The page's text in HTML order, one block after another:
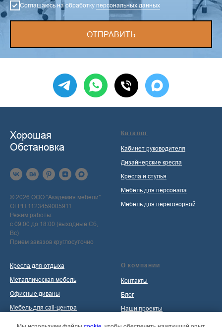
Соглашаюсь на обработку персональных данных
ОТПРАВИТЬ
Хорошая
Обстановка
© 2026 ООО "Академия мебели"
ОГРН 1123459005911
Режим работы:
с 09:00 до 18:00 (выходные Сб,
Вс)
Прием заказов круглосуточно
Каталог
Кабинет руководителя
Дизайнерские кресла
Кресла и стулья
Мебель для персонала
Мебель для переговорной
Кресла для отдыха
Металлическая мебель
Офисные диваны
Мебель для call-центра
О компании
Контакты
Блог
Наши проекты
Политика обработки